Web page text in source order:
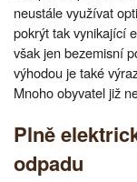
neustále využívat
pokrýt tak vynikající
však jen bezemisní
výhodou je také
Mnoho obyvatel již
Plně
odpadu